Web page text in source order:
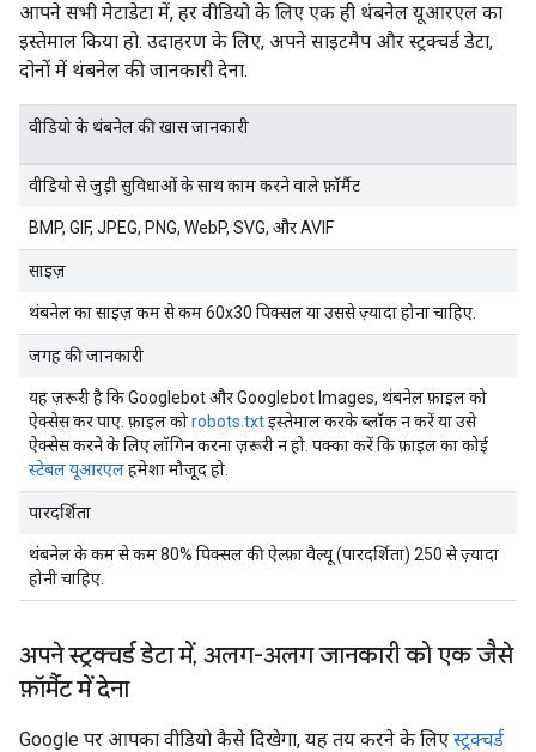
आपने सभी मेटाडेटा में, हर वीडियो के लिए एक ही थंबनेल यूआरएल का
इस्तेमाल किया हो. उदाहरण के लिए, अपने साइटमैप और स्ट्रक्चर्ड डेटा,
दोनों में थंबनेल की जानकारी देना.
वीडियो के थंबनेल की खास जानकारी
वीडियो से जुड़ी सुविधाओं के साथ काम करने वाले फ़ॉर्मैट
BMP, GIF, JPEG, PNG, WebP, SVG, और AVIF
साइज़
थंबनेल का साइज़ कम से कम 60x30 पिक्सल या उससे ज़्यादा होना चाहिए.
जगह की जानकारी
यह ज़रूरी है कि Googlebot और Googlebot Images, थंबनेल फ़ाइल को
ऐक्सेस कर पाए. फ़ाइल कोrobots.txtइस्तेमाल करके ब्लॉक न करें या उसे
ऐक्सेस करने के लिए लॉगिन करना ज़रूरी न हो. पक्का करें कि फ़ाइल का कोई
स्टेबल यूआरएलहमेशा मौजूद हो.
पारदर्शिता
थंबनेल के कम से कम 80% पिक्सल की ऐल्फ़ा वैल्यू (पारदर्शिता) 250 से ज़्यादा
होनी चाहिए.
अपने स्ट्रक्चर्ड डेटा में, अलग-अलग जानकारी को एक जैसे
फ़ॉर्मैट में देना
Google पर आपका वीडियो कैसे दिखेगा, यह तय करने के लिए स्ट्रक्चर्ड